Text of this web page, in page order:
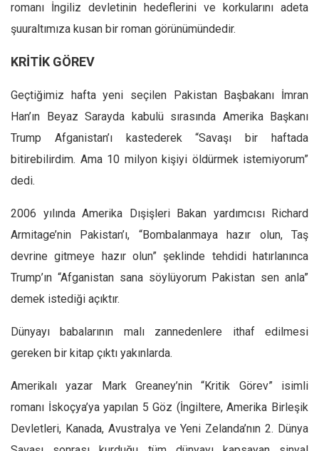
romanı İngiliz devletinin hedeflerini ve korkularını adeta
şuuraltımıza kusan bir roman görünümündedir.
KRİTİK GÖREV
Geçtiğimiz hafta yeni seçilen Pakistan Başbakanı İmran
Han’ın Beyaz Sarayda kabulü sırasında Amerika Başkanı
Trump Afganistan’ı kastederek “Savaşı bir haftada
bitirebilirdim. Ama 10 milyon kişiyi öldürmek istemiyorum”
dedi.
2006 yılında Amerika Dışişleri Bakan yardımcısı Richard
Armitage’nin Pakistan’ı, “Bombalanmaya hazır olun, Taş
devrine gitmeye hazır olun” şeklinde tehdidi hatırlanınca
Trump’ın “Afganistan sana söylüyorum Pakistan sen anla”
demek istediği açıktır.
Dünyayı babalarının malı zannedenlere ithaf edilmesi
gereken bir kitap çıktı yakınlarda.
Amerikalı yazar Mark Greaney’nin “Kritik Görev” isimli
romanı İskoçya’ya yapılan 5 Göz (İngiltere, Amerika Birleşik
Devletleri, Kanada, Avustralya ve Yeni Zelanda’nın 2. Dünya